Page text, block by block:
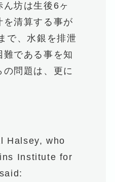
坊は生後6ヶ
を清算する事が
で、水銀を排泄
である事を知
の問題は、更に
Halsey, who
Institute for